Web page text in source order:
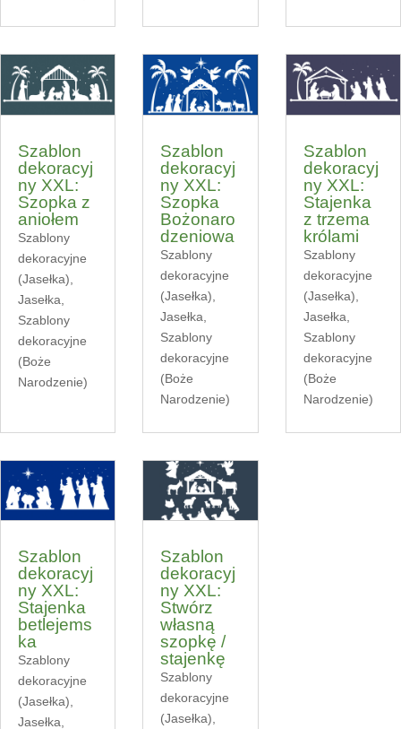
Szablon
dekoracyj
ny XXL:
Szopka z
aniołem
Szablony
dekoracyjne
(Jasełka)
Jasełka
Szablony
dekoracyjne
(Boże
Narodzenie)
Szablon
dekoracyj
ny XXL:
Szopka
Bożonaro
dzeniowa
Szablony
dekoracyjne
(Jasełka)
Jasełka
Szablony
dekoracyjne
(Boże
Narodzenie)
Szablon
dekoracyj
ny XXL:
Stajenka
z trzema
królami
Szablony
dekoracyjne
(Jasełka)
Jasełka
Szablony
dekoracyjne
(Boże
Narodzenie)
Szablon
dekoracyj
ny XXL:
Stajenka
betlejems
ka
Szablony
dekoracyjne
(Jasełka),
Jasełka,
Szablon
dekoracyj
ny XXL:
Stwórz
własną
szopkę /
stajenkę
Szablony
dekoracyjne
(Jasełka),